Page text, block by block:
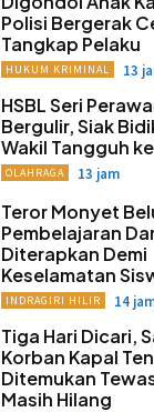
Polisi Bergerak
Tangkap Pelaku
HUKUM KRIMINAL 13
HSBL Seri
Bergulir, Siak
Wakil Tangguh
OLAHRAGA 13 jam
Teror Monyet
Pembelajaran
Diterapkan Demi
Keselamatan
INDRAGIRI HILIR 14
Tiga Hari Dicari,
Korban Kapal
Ditemukan
Masih Hilang